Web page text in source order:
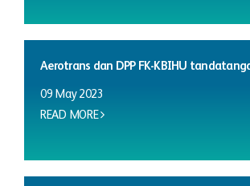
Aerotrans dan DPP FK-KBIHU
09 May 2023
READ MORE